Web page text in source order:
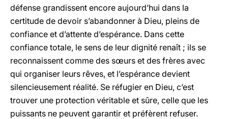
défense grandissent encore aujourd’hui dans la
certitude de devoir s’abandonner à Dieu, pleins de
confiance et d’attente d’espérance. Dans cette
confiance totale, le sens de leur dignité renaît ; ils se
reconnaissent comme des sœurs et des frères avec
qui organiser leurs rêves, et l’espérance devient
silencieusement réalité. Se réfugier en Dieu, c’est
trouver une protection véritable et sûre, celle que les
puissants ne peuvent garantir et préfèrent refuser.